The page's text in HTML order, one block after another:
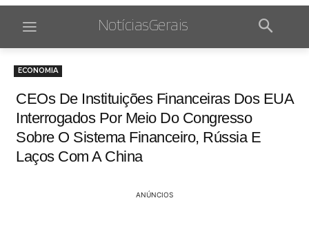
NotíciasGerais
ECONOMIA
CEOs De Instituições Financeiras Dos EUA
Interrogados Por Meio Do Congresso
Sobre O Sistema Financeiro, Rússia E
Laços Com A China
ANÚNCIOS